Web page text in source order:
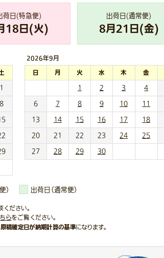
荷日(特急便)
18日(火)
出荷日(通常便)
8月21 日(金)
1
8
2026年9月
日 月 火 水 木 金
1
2 3 4
6
7 8 9 10 11
13
14 15 16 17 18
20
21 22 23 24 25
27
28 29 30
） 出荷日（通常便）
ださい。
らをご覧ください。
原稿確定日が納期計算の基準になります。